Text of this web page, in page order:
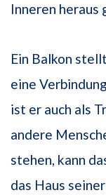
Inneren heraus
Ein Balkon
eine
ist er auch als
andere
stehen, kann
das Haus